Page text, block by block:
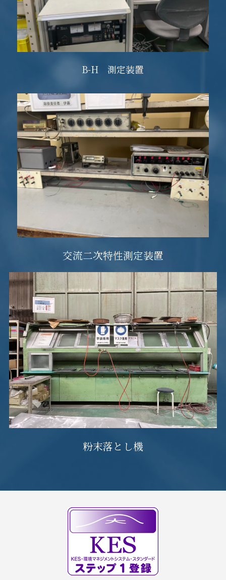
B-H 測定装置
交流二次特性測定装置
粉末落とし機